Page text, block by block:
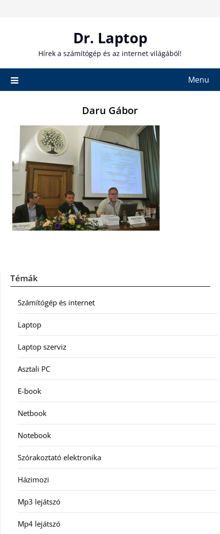
Dr. Laptop
Hírek a számítógép és az internet világából!
Menu
Daru Gábor
Témák
Számítógép és internet
Laptop
Laptop szerviz
Asztali PC
E-book
Netbook
Notebook
Szórakoztató elektronika
Házimozi
Mp3 lejátszó
Mp4 lejátszó